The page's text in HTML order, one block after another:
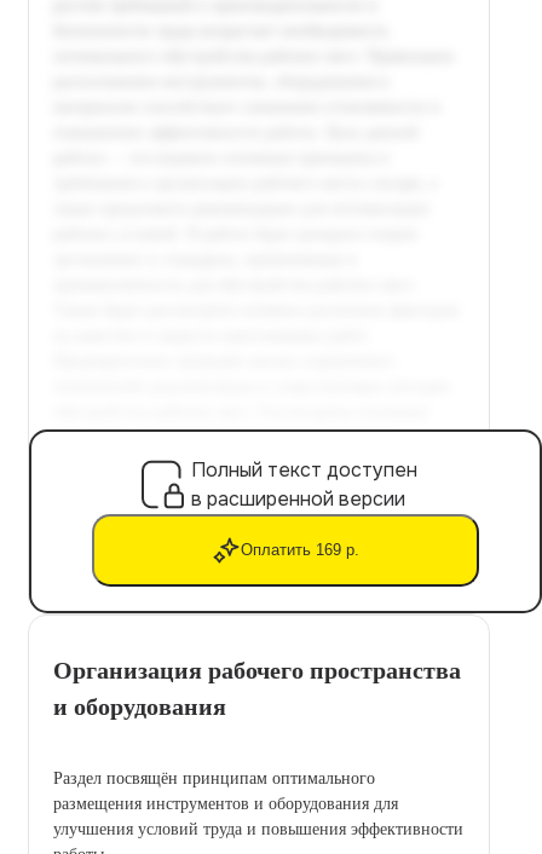
Полный текст доступен
в расширенной версии
Оплатить 169 р.
Организация рабочего пространства
и оборудования
Раздел посвящён принципам оптимального
размещения инструментов и оборудования для
улучшения условий труда и повышения эффективности